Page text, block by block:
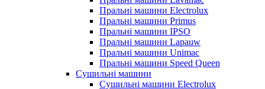
Пральні машини Electrolux
Пральні машини Primus
Пральні машини IPSO
Пральні машини Lapauw
Пральні машини Unimac
Пральні машини Speed Queen
Сушильні машини
Сушильні машини Electrolux